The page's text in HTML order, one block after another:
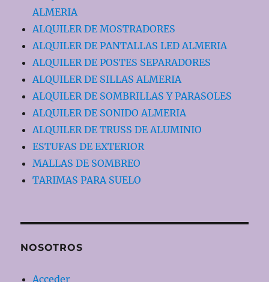
ALMERIA
ALQUILER DE MOSTRADORES
ALQUILER DE PANTALLAS LED ALMERIA
ALQUILER DE POSTES SEPARADORES
ALQUILER DE SILLAS ALMERIA
ALQUILER DE SOMBRILLAS Y PARASOLES
ALQUILER DE SONIDO ALMERIA
ALQUILER DE TRUSS DE ALUMINIO
ESTUFAS DE EXTERIOR
MALLAS DE SOMBREO
TARIMAS PARA SUELO
NOSOTROS
Acceder